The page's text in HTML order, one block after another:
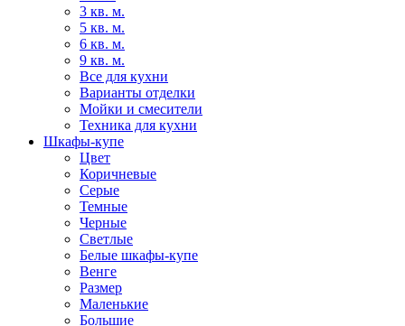
3 кв. м.
5 кв. м.
6 кв. м.
9 кв. м.
Все для кухни
Варианты отделки
Мойки и смесители
Техника для кухни
Шкафы-купе
Цвет
Коричневые
Серые
Темные
Черные
Светлые
Белые шкафы-купе
Венге
Размер
Маленькие
Большие